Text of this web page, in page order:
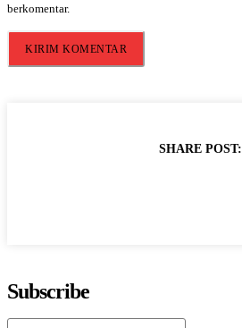
berkomentar.
SHARE POST:
Subscribe